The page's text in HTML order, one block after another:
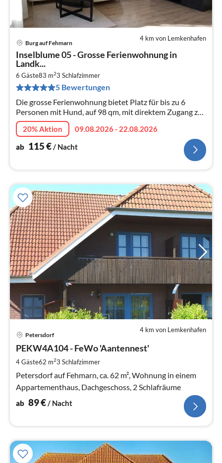
4 km von Lemkenhafen
Burg auf Fehmarn
Inselblume 05 - Grosse Ferienwohnung in
Landk...
6 Gäste83 m23 Schlafzimmer
5 Bewertungen
Die grosse Ferienwohnung bietet Platz für bis zu 6
Personen mit Hund, auf 98 qm, mit direktem Zugang zur
Terrasse und Garten hat hier jeder Platz zum
Entspannen.
20% Aktion
09.08.2026 - 22.08.2026
ab 115€/ Nacht
4 km von Lemkenhafen
Petersdorf
PEKW4A104 - FeWo 'Aantennest'
4 Gäste62 m23 Schlafzimmer
Petersdorf auf Fehmarn, ca. 62 m², Wohnung in einem
Appartementhaus, Dachgeschoss, 2 Schlafräume
ab 89€/ Nacht